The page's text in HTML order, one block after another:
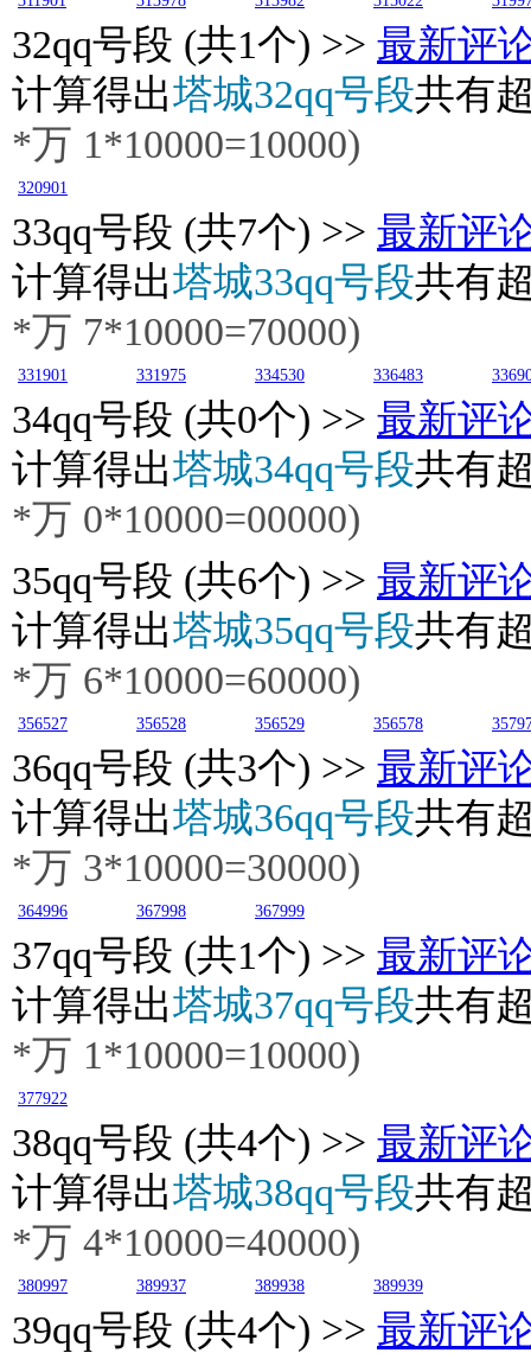
32qq号段 (共1个) >> 最新评
计算得出塔城32qq号段共有
*万 1*10000=10000)
320901
33qq号段 (共7个) >> 最新评
计算得出塔城33qq号段共有
*万 7*10000=70000)
331901 331975 334530 336483
34qq号段 (共0个) >> 最新评
计算得出塔城34qq号段共有
*万 0*10000=00000)
35qq号段 (共6个) >> 最新评
计算得出塔城35qq号段共有
*万 6*10000=60000)
356527 356528 356529 356578
36qq号段 (共3个) >> 最新评
计算得出塔城36qq号段共有
*万 3*10000=30000)
364996 367998 367999
37qq号段 (共1个) >> 最新评
计算得出塔城37qq号段共有
*万 1*10000=10000)
377922
38qq号段 (共4个) >> 最新评
计算得出塔城38qq号段共有
*万 4*10000=40000)
380997 389937 389938 389939
39qq号段 (共4个) >> 最新评